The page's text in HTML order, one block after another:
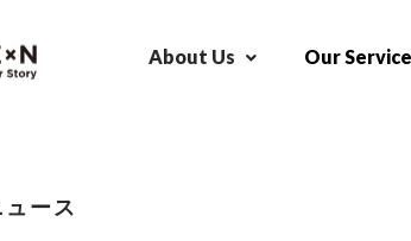
About Us Our
ュース